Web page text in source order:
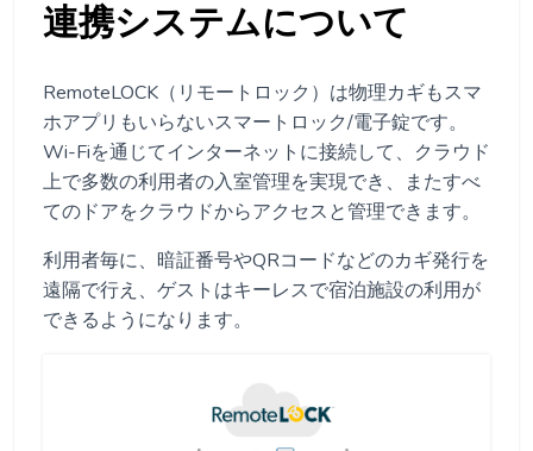
連携システムについて
RemoteLOCK（リモートロック）は物理カギもスマ
ホアプリもいらないスマートロック/電子錠です。
Wi-Fiを通じてインターネットに接続して、クラウド
上で多数の利用者の入室管理を実現でき、またすべ
てのドアをクラウドからアクセスと管理できます。
利用者毎に、暗証番号やQRコードなどのカギ発行を
遠隔で行え、ゲストはキーレスで宿泊施設の利用が
できるようになります。